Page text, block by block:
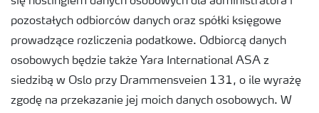
pozostałych odbiorców danych oraz spółki księgowe
prowadzące rozliczenia podatkowe. Odbiorcą danych
osobowych będzie także Yara International ASA z
siedzibą w Oslo przy Drammensveien 131, o ile wyrażę
zgodę na przekazanie jej moich danych osobowych. W